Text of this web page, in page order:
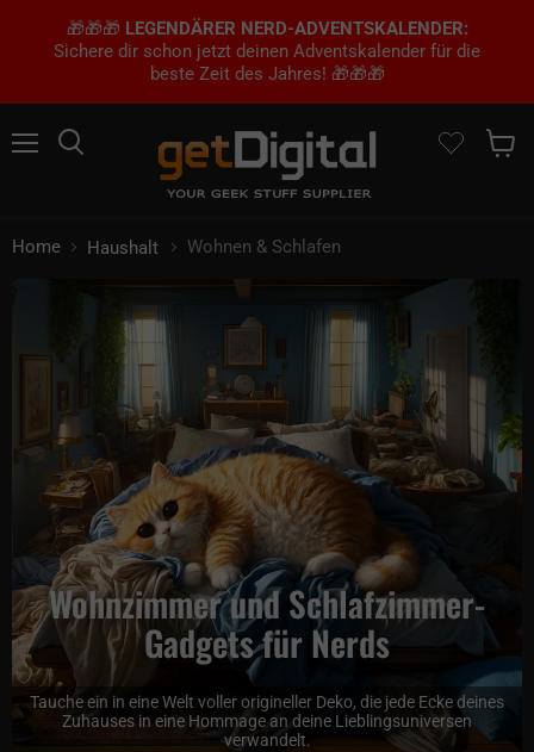
🎁🎁🎁 LEGENDÄRER NERD-ADVENTSKALENDER:
Sichere dir schon jetzt deinen Adventskalender für die
beste Zeit des Jahres! 🎁🎁🎁
Home Haushalt Wohnen & Schlafen
Wohnzimmer und Schlafzimmer-
Gadgets für Nerds
Tauche ein in eine Welt voller origineller Deko, die jede Ecke deines
Zuhauses in eine Hommage an deine Lieblingsuniversen
verwandelt.